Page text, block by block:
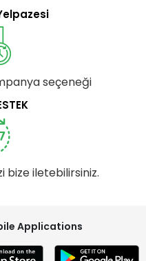
seçeneği
bize iletebilirsiniz.
Applications